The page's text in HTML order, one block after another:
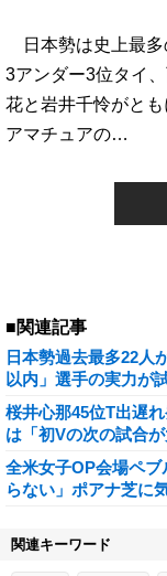
日本勢は史上最多
3アンダー3位タイ
花と岩井千怜がと
アマチュアの…
■関連記事
日本勢過去最多22人
以内」選手の実力が
桜井心那45位T出遅
は「初Vの次の試合が
全米女子OP会場ペ
らない」ポアナ芝に
関連キーワード